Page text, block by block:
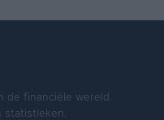
de financiële wereld.